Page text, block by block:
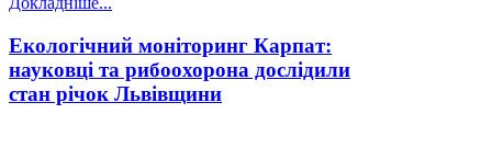
Екологічний моніторинг Карпат:
науковці та рибоохорона дослідили
стан річок Львівщини